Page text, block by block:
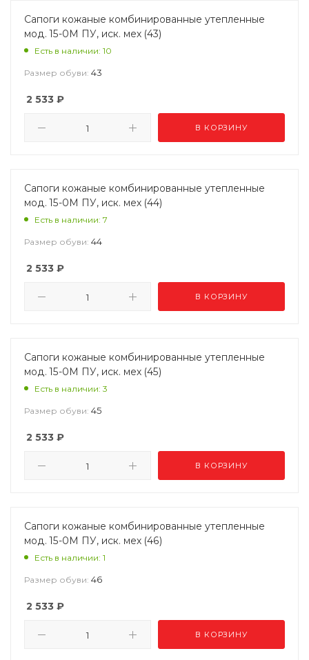
Сапоги кожаные комбинированные утепленные
мод. 15-0М ПУ, иск. мех (43)
Есть в наличии: 10
Размер обуви: 43
2 533 ₽
В КОРЗИНУ
Сапоги кожаные комбинированные утепленные
мод. 15-0М ПУ, иск. мех (44)
Есть в наличии: 7
Размер обуви: 44
2 533 ₽
В КОРЗИНУ
Сапоги кожаные комбинированные утепленные
мод. 15-0М ПУ, иск. мех (45)
Есть в наличии: 3
Размер обуви: 45
2 533 ₽
В КОРЗИНУ
Сапоги кожаные комбинированные утепленные
мод. 15-0М ПУ, иск. мех (46)
Есть в наличии: 1
Размер обуви: 46
2 533 ₽
В КОРЗИНУ